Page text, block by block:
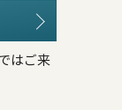
はご来